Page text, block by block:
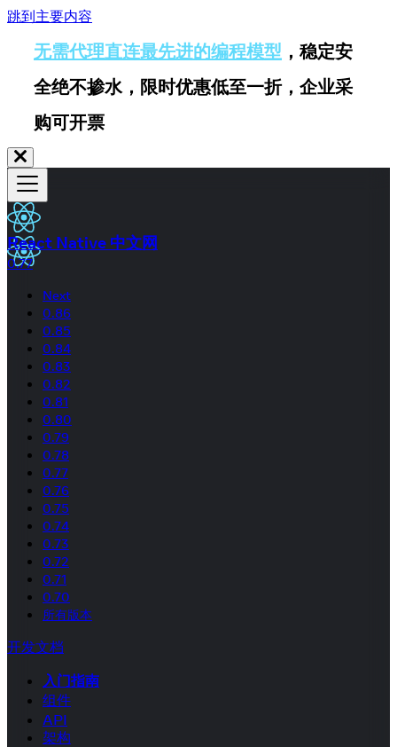
跳到主要内容
无需代理直连最先进的编程模型 ，稳定安
全绝不掺水，限时优惠低至一折，企业采
购可开票
React Native 中文网
0.77
Next
0.86
0.85
0.84
0.83
0.82
0.81
0.80
0.79
0.78
0.77
0.76
0.75
0.74
0.73
0.72
0.71
0.70
所有版本
开发文档
入门指南
组件
API
架构